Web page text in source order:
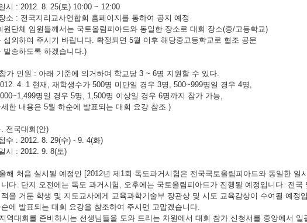
시 : 2012. 8. 25(토) 10:00 ~ 12:00
소 : 전국지리교사연합회 홈페이지를 통하여 공지 예정
원단체 임원들께서는 국토올림피아드와 동일한 장소로 대회 장소(중/고등학교)
섭외하여 주시기 바랍니다. 확정되면 5월 이후 해당중고등학교로 협조 공문
발송하도록 하겠습니다.)
가 인원 : 아래 기준에 의거하여 학교당 3 ~ 6명 지원할 수 있다.
4. 1 현재, 재학생수가 500명 미만일 경우 3명, 500~999명일 경우 4명,
명일 경우 5명, 1,500명 이상일 경우 6명까지 참가 가능,
세한 내용은 5월 하순에 발표되는 대회 요강 참조 )
. 전국대회(안)
수 : 2012. 8. 29(수) - 9. 4(화)
시 : 2012. 9. 8(토)
해 처음 실시될 예정인 [2012년 제1회 독도과거시험은 전국국토올림피아드와 동일한 일
니다. 단지 오전에는 독도 과거시험, 오후에는 국토올림피아드가 진행될 예정입니다. 전국
적을 거둔 학생 및 지도교사에게 교육과학기술부 장관상 및 시도 교육감상이 수여될 예정
에 발표되는 대회 요강을 참조하여 주시면 고맙겠습니다.
역대회를 준비하시는 선생님들을 도와 드리는 차원에서 대회 참가 신청서를 중앙에서 일